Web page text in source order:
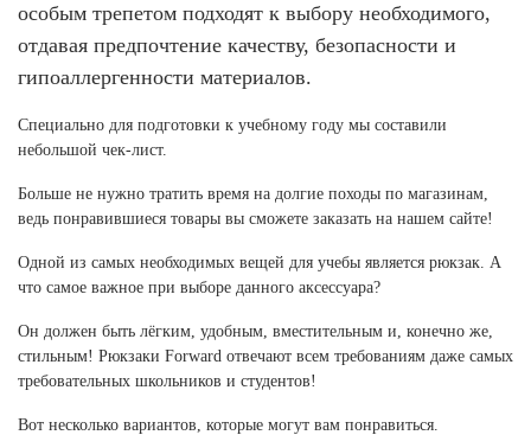
Томская область (1)
Тульская область (1)
Тюменская область (3)
Хакасия (1)
Ханты-Мансийский автономный округ (3)
Ямало-Ненецкий автономный округ (1)
Ярославская область (1)
особым трепетом подходят к выбору необходимого,
отдавая предпочтение качеству, безопасности и
гипоаллергенности материалов.
Специально для подготовки к учебному году мы составили
небольшой чек-лист.
Больше не нужно тратить время на долгие походы по магазинам,
ведь понравившиеся товары вы сможете заказать на нашем сайте!
Одной из самых необходимых вещей для учебы является рюкзак. А
что самое важное при выборе данного аксессуара?
Он должен быть лёгким, удобным, вместительным и, конечно же,
стильным! Рюкзаки Forward отвечают всем требованиям даже самых
требовательных школьников и студентов!
Вот несколько вариантов, которые могут вам понравиться.